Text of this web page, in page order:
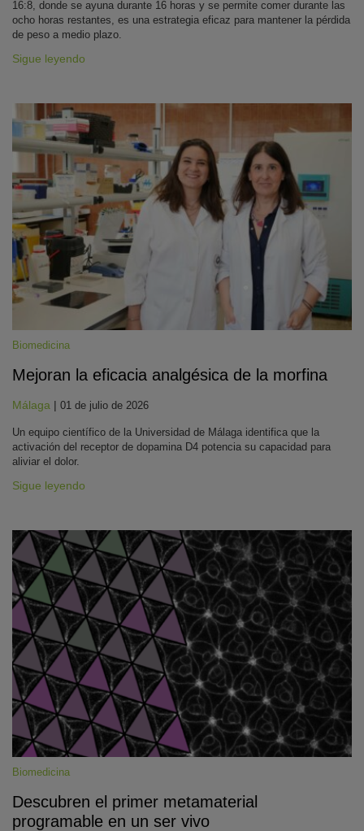
16:8, donde se ayuna durante 16 horas y se permite comer durante las
ocho horas restantes, es una estrategia eficaz para mantener la pérdida
de peso a medio plazo.
Sigue leyendo
Biomedicina
Mejoran la eficacia analgésica de la morfina
Málaga | 01 de julio de 2026
Un equipo científico de la Universidad de Málaga identifica que la
activación del receptor de dopamina D4 potencia su capacidad para
aliviar el dolor.
Sigue leyendo
Biomedicina
Descubren el primer metamaterial
programable en un ser vivo